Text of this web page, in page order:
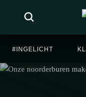
#INGELICHT